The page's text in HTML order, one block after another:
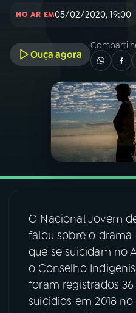
PROGRAMAS
PODCASTS
07ÚLTIMAS
FESTIVAL DE MÚSICA
NO AR EM05/02/2020, 19:00
Ouça agora
O Nacional Jovem
falou sobre o drama
que se suicidam no
o Conselho
foram registrados
suicídios em 2018